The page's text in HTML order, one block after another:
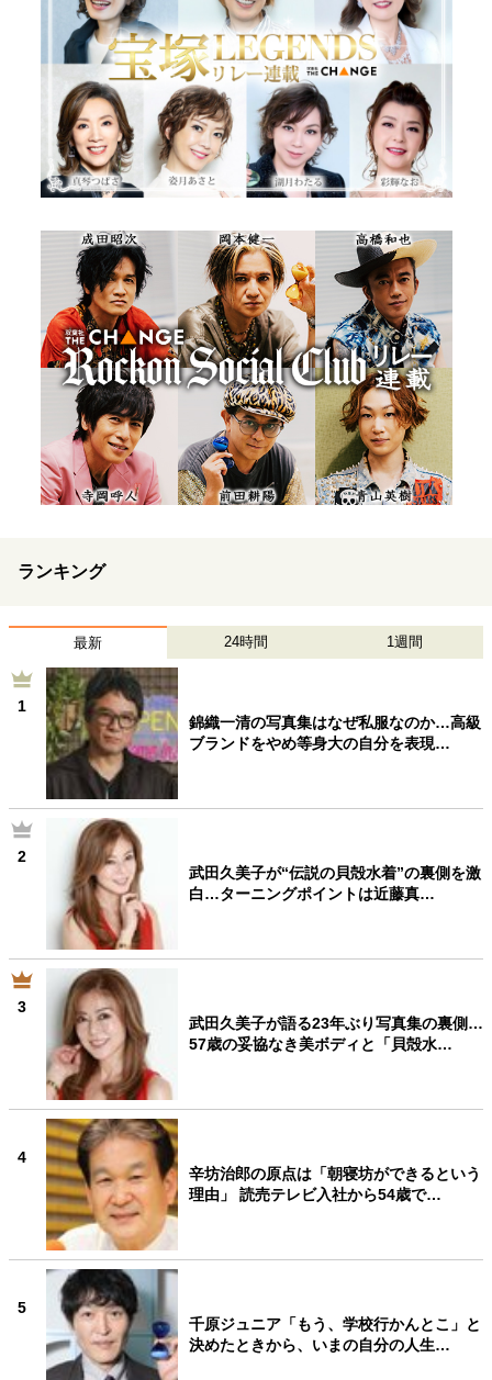
ランキング
最新 24時間 1週間
1
錦織一清の写真集はなぜ私服なのか…高級
ブランドをやめ等身大の自分を表現…
2
武田久美子が“伝説の貝殻水着”の裏側を激
白…ターニングポイントは近藤真…
3
武田久美子が語る23年ぶり写真集の裏側…
57歳の妥協なき美ボディと「貝殻水…
4
辛坊治郎の原点は「朝寝坊ができるという
理由」 読売テレビ入社から54歳で…
5
千原ジュニア「もう、学校行かんとこ」と
決めたときから、いまの自分の人生…